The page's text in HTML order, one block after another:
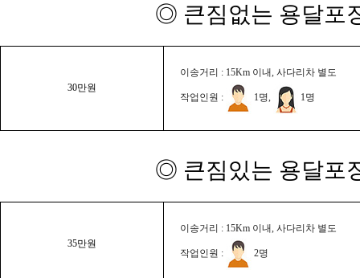
◎ 큰짐없는 용달포
30만원
이송거리 : 15Km 이내, 사다리차 별도
작업인원 : 1명, 1명
◎ 큰짐있는 용달포
35만원
이송거리 : 15Km 이내, 사다리차 별도
작업인원 : 2명